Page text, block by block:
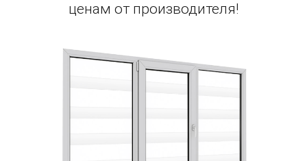
ценам от производителя!